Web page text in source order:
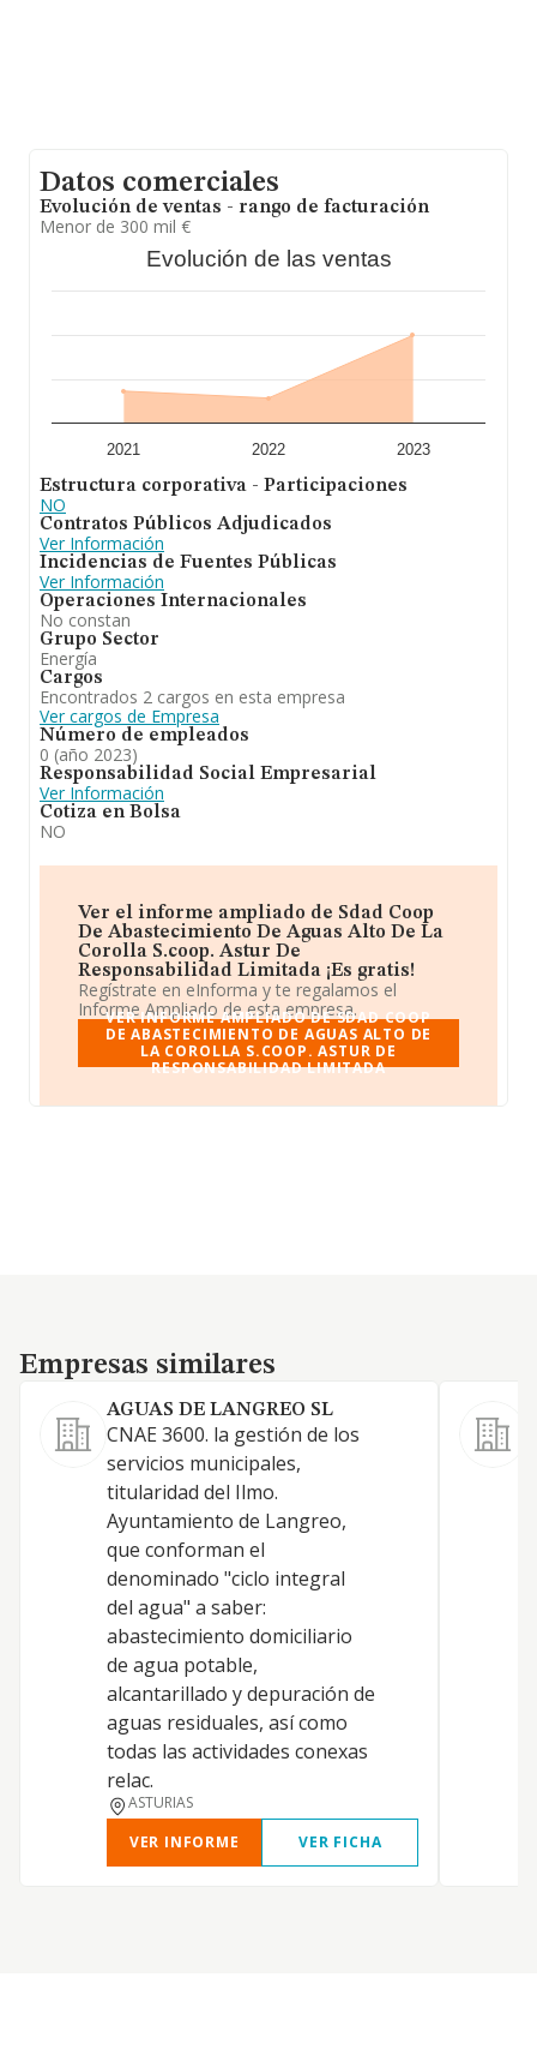
Datos comerciales
Evolución de ventas - rango de facturación
Menor de 300 mil €
Evolución de las ventas
2021 2022 2023
Estructura corporativa - Participaciones
NO
Contratos Públicos Adjudicados
Ver Información
Incidencias de Fuentes Públicas
Ver Información
Operaciones Internacionales
No constan
Grupo Sector
Energía
Cargos
Encontrados 2 cargos en esta empresa
Ver cargos de Empresa
Número de empleados
0 (año 2023)
Responsabilidad Social Empresarial
Ver Información
Cotiza en Bolsa
NO
Ver el informe ampliado de Sdad Coop
De Abastecimiento De Aguas Alto De La
Corolla S.coop. Astur De
Responsabilidad Limitada ¡Es gratis!
Regístrate en eInforma y te regalamos el
Informe Ampliado de esta empresa.
VER INFORME AMPLIADO DE SDAD COOP
DE ABASTECIMIENTO DE AGUAS ALTO DE
LA COROLLA S.COOP. ASTUR DE
RESPONSABILIDAD LIMITADA
Empresas similares
Empresas similares
AGUAS DE LANGREO SL
CNAE 3600. la gestión de los
servicios municipales,
titularidad del Ilmo.
Ayuntamiento de Langreo,
que conforman el
denominado "ciclo integral
del agua" a saber:
abastecimiento domiciliario
de agua potable,
alcantarillado y depuración de
aguas residuales, así como
todas las actividades conexas
relac.
ASTURIAS
VER INFORME
VER FICHA